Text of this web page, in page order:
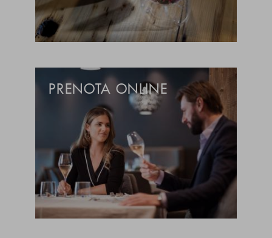
PRENOTA ONLINE